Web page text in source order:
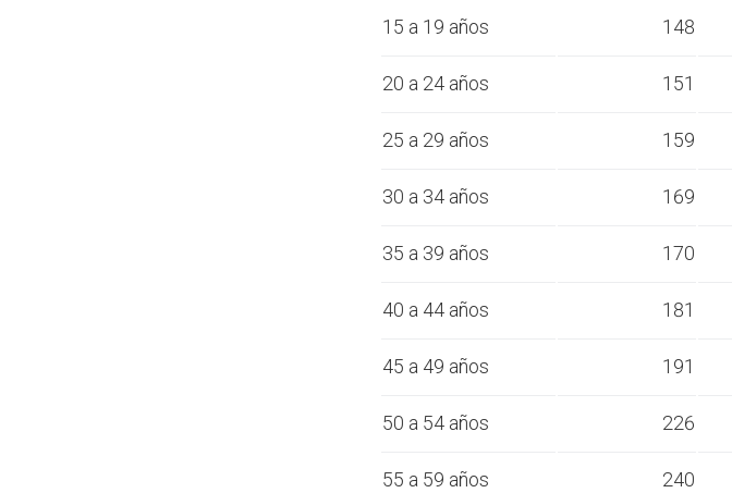
15 a 19 años 148
20 a 24 años 151
25 a 29 años 159
30 a 34 años 169
35 a 39 años 170
40 a 44 años 181
45 a 49 años 191
50 a 54 años 226
55 a 59 años 240